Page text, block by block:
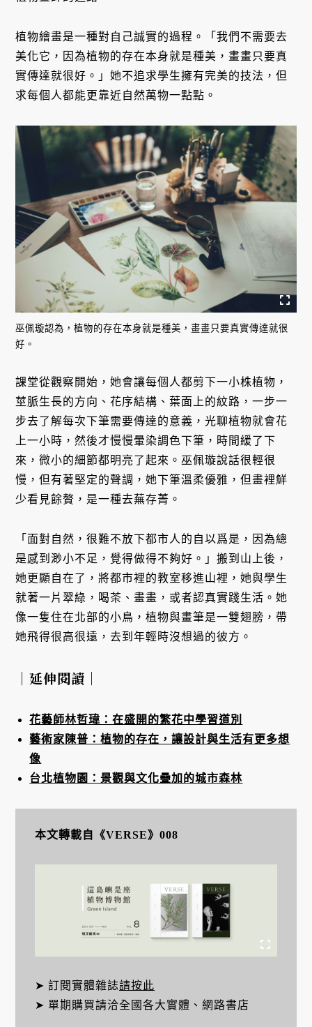
植物繪畫是一種對自己誠實的過程。「我們不需要去
美化它，因為植物的存在本身就是種美，畫畫只要真
實傳達就很好。」她不追求學生擁有完美的技法，但
求每個人都能更靠近自然萬物一點點。
巫佩璇認為，植物的存在本身就是種美，畫畫只要真實傳達就很
好。
課堂從觀察開始，她會讓每個人都剪下一小株植物，
莖脈生長的方向、花序結構、葉面上的紋路，一步一
步去了解每次下筆需要傳達的意義，光聊植物就會花
上一小時，然後才慢慢暈染調色下筆，時間緩了下
來，微小的細節都明亮了起來。巫佩璇說話很輕很
慢，但有著堅定的聲調，她下筆溫柔優雅，但畫裡鮮
少看見餘贅，是一種去蕪存菁。
「面對自然，很難不放下都市人的自以爲是，因為總
是感到渺小不足，覺得做得不夠好。」搬到山上後，
她更顯自在了，將都市裡的教室移進山裡，她與學生
就著一片翠綠，喝茶、畫畫，或者認真實踐生活。她
像一隻住在北部的小鳥，植物與畫筆是一雙翅膀，帶
她飛得很高很遠，去到年輕時沒想過的彼方。
｜延伸閱讀｜
花藝師林哲瑋：在盛開的繁花中學習道別
藝術家陳普：植物的存在，讓設計與生活有更多想
像
台北植物園：景觀與文化疊加的城市森林
本文轉載自《VERSE》008
➤ 訂閱實體雜誌請按此
➤ 單期購買請洽全國各大實體、網路書店